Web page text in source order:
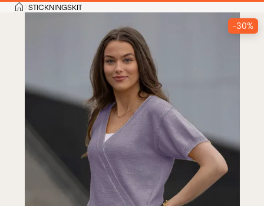
Hem
>STICKNINGSKIT
-30%